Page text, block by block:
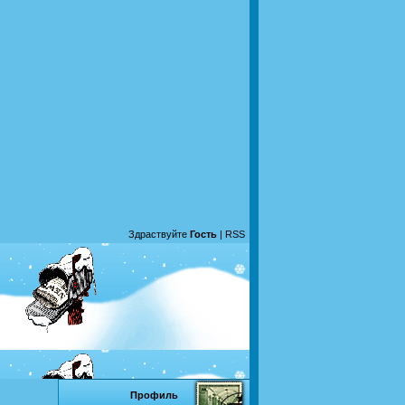
Здраствуйте Гость | RSS
Профиль